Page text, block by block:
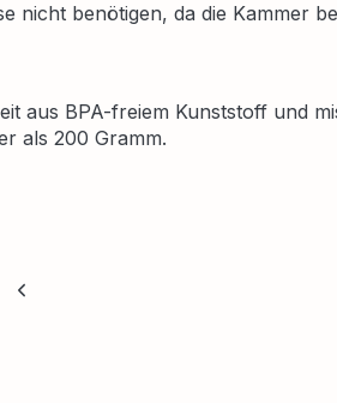
nicht benötigen, da die Kammer
aus BPA-freiem Kunststoff und
als 200 Gramm.